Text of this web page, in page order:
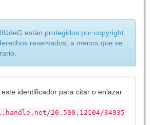
están protegidos por copyright,
reservados, a menos que se
este identificador para citar o enlazar
20.500.12104/34035